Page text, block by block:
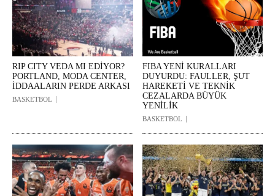
RIP CITY VEDA MI EDİYOR?
PORTLAND, MODA CENTER,
İDDAALARIN PERDE ARKASI
BASKETBOL
FIBA YENİ KURALLARI
DUYURDU: FAULLER, ŞUT
HAREKETİ VE TEKNİK
CEZALARDA BÜYÜK
YENİLİK
BASKETBOL